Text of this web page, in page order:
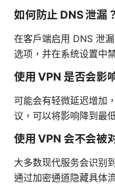
如何防止 DNS 泄漏？
在客户端启用 DNS 泄
选项，并在系统设置中
使用 VPN 是否会影
可能会有轻微延迟增加
议，可以将影响降到最
使用 VPN 会不会被
大多数现代服务会识别
通过加密通道隐藏具体